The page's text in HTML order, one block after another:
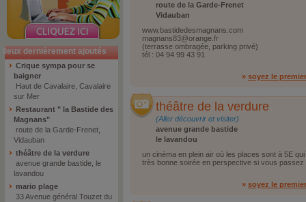
lieux dernièrement ajoutés
Crique sympa pour se
baigner
Haut de Cavalaire, Cavalaire
sur Mer
Restaurant " la Bastide des
Magnans"
route de la Garde-Frenet,
Vidauban
théâtre de la verdure
avenue grande bastide, le
lavandou
mario plage
33 Avenue général Touzet du
route de la Garde-Frenet
Vidauban
www.bastidedesmagnans.com
magnans83@orange.fr
(terrasse ombragée, parking privé)
tél : 04 94 99 43 91
» soyez le
théâtre de la verdure
(Aller découvrir et visiter)
avenue grande bastide
le lavandou
un cinéma en plein air où les places sont à 5E
très bonne soirée en perspective si vous
» soyez le